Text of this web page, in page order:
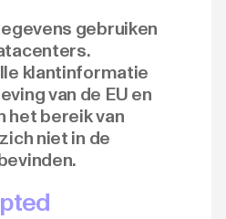
gebruiken
klantinformatie
van de EU en
het bereik van
niet in de